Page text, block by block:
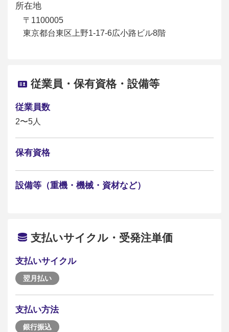
所在地
〒1100005
東京都台東区上野1-17-6広小路ビル8階
従業員・保有資格・設備等
従業員数
2〜5人
保有資格
設備等（重機・機械・資材など）
支払いサイクル・受発注単価
支払いサイクル
翌月払い
支払い方法
銀行振込